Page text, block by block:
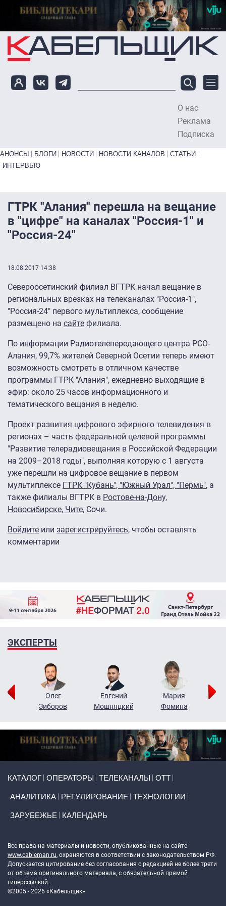
Перейти к основному содержанию
О нас
Реклама
Подписка
Primary links bottom
АНОНСЫ БЛОГИ НОВОСТИ НОВОСТИ КАНАЛОВ
СТАТЬИ
ИНТЕРВЬЮ
ГТРК "Алания" перешла на вещание
в "цифре" на каналах "Россия-1" и
"Россия-24"
18.08.2017 14:38
Североосетинский филиал ВГТРК начал вещание в
региональных врезках на телеканалах "Россия-1",
"Россия-24" первого мультиплекса, сообщение
размещено на сайте филиала.
По информации Радиотелепередающего центра РСО-
Алания, 99,7% жителей Северной Осетии теперь имеют
возможность смотреть в отличном качестве
программы ГТРК "Алания", ежедневно выходящие в
эфир: около 25 часов информационного и
тематического вещания в неделю.
Проект развития цифрового эфирного телевидения в
регионах – часть федеральной целевой программы
"Развитие телерадиовещания в Российской Федерации
на 2009–2018 годы", выполняя которую с 1 августа
уже перешли на цифровое вещание в первом
мультиплексе ГТРК "Кубань", "Южный Урал", "Пермь", а
также филиалы ВГТРК в Ростове-на-Дону,
Новосибирске, Чите, Сочи.
Войдите или зарегистрируйтесь, чтобы оставлять
комментарии
ЭКСПЕРТЫ
Олег
Зиборов
Евгений
Мошняцкий
Мария
Фомина
КАТАЛОГ ОПЕРАТОРЫ ТЕЛЕКАНАЛЫ ОТТ
АНАЛИТИКА РЕГУЛИРОВАНИЕ ТЕХНОЛОГИИ
ЗАРУБЕЖЬЕ КАЛЕНДАРЬ
Все права на материалы и новости, опубликованные на сайте
www.cableman.ru, охраняются в соответствии с законодательством РФ.
Допускается цитирование без согласования с редакцией не более трети
от объема оригинального материала, с обязательной прямой
гиперссылкой.
©2005 - 2026 «Кабельщик»